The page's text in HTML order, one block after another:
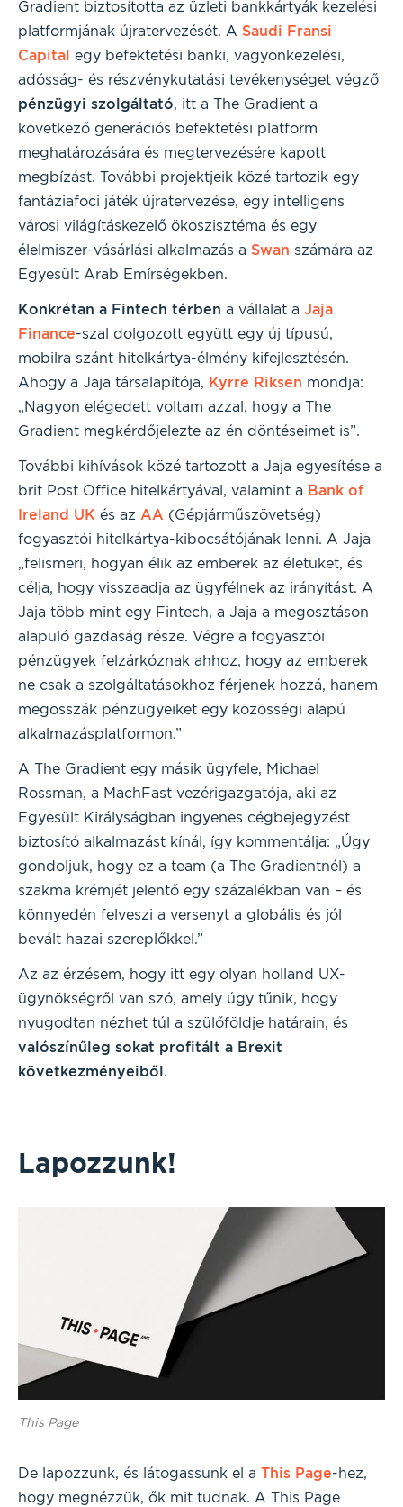
Gradient biztosította az üzleti bankkártyák kezelési
platformjának újratervezését. A Saudi Fransi
Capital egy befektetési banki, vagyonkezelési,
adósság- és részvénykutatási tevékenységet végző
pénzügyi szolgáltató, itt a The Gradient a
következő generációs befektetési platform
meghatározására és megtervezésére kapott
megbízást. További projektjeik közé tartozik egy
fantáziafoci játék újratervezése, egy intelligens
városi világításkezelő ökoszisztéma és egy
élelmiszer-vásárlási alkalmazás a Swan számára az
Egyesült Arab Emírségekben.
Konkrétan a Fintech térben a vállalat a Jaja
Finance-szal dolgozott együtt egy új típusú,
mobilra szánt hitelkártya-élmény kifejlesztésén.
Ahogy a Jaja társalapítója, Kyrre Riksen mondja:
„Nagyon elégedett voltam azzal, hogy a The
Gradient megkérdőjelezte az én döntéseimet is”.
További kihívások közé tartozott a Jaja egyesítése a
brit Post Office hitelkártyával, valamint a Bank of
Ireland UK és az AA (Gépjárműszövetség)
fogyasztói hitelkártya-kibocsátójának lenni. A Jaja
„felismeri, hogyan élik az emberek az életüket, és
célja, hogy visszaadja az ügyfélnek az irányítást. A
Jaja több mint egy Fintech, a Jaja a megosztáson
alapuló gazdaság része. Végre a fogyasztói
pénzügyek felzárkóznak ahhoz, hogy az emberek
ne csak a szolgáltatásokhoz férjenek hozzá, hanem
megosszák pénzügyeiket egy közösségi alapú
alkalmazásplatformon.”
A The Gradient egy másik ügyfele, Michael
Rossman, a MachFast vezérigazgatója, aki az
Egyesült Királyságban ingyenes cégbejegyzést
biztosító alkalmazást kínál, így kommentálja: „Úgy
gondoljuk, hogy ez a team (a The Gradientnél) a
szakma krémjét jelentő egy százalékban van – és
könnyedén felveszi a versenyt a globális és jól
bevált hazai szereplőkkel.”
Az az érzésem, hogy itt egy olyan holland UX-
ügynökségről van szó, amely úgy tűnik, hogy
nyugodtan nézhet túl a szülőföldje határain, és
valószínűleg sokat profitált a Brexit
következményeiből.
Lapozzunk!
This Page
De lapozzunk, és látogassunk el a This Page-hez,
hogy megnézzük, ők mit tudnak. A This Page